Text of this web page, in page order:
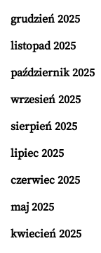
grudzień 2025
listopad 2025
październik 2025
wrzesień 2025
sierpień 2025
lipiec 2025
czerwiec 2025
maj 2025
kwiecień 2025